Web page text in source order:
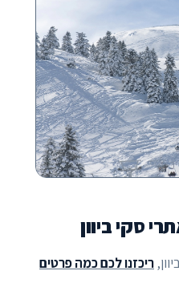
סקי ביוון
ריכזנו לכם כמה פרטים